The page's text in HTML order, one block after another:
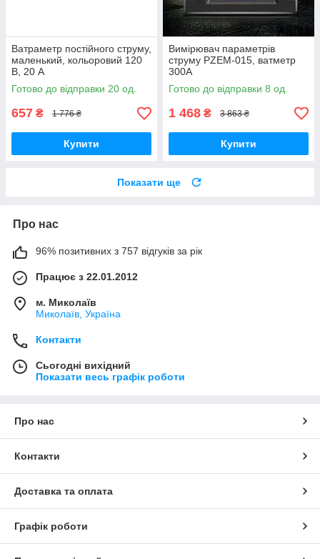
Ватраметр постійного струму,
маленький, кольоровий 120
В, 20 А
Готово до відправки 20 од.
657 ₴ 1 776 ₴
Купити
Вимірювач параметрів
струму PZEM-015, ватметр
300А
Готово до відправки 8 од.
1 468 ₴ 3 863 ₴
Купити
Показати ще
Про нас
96% позитивних з 757 відгуків за рік
Працює з 22.01.2012
м. Миколаїв
Миколаїв, Україна
Контакти
Сьогодні вихідний
Показати весь графік роботи
Про нас
Контакти
Доставка та оплата
Графік роботи